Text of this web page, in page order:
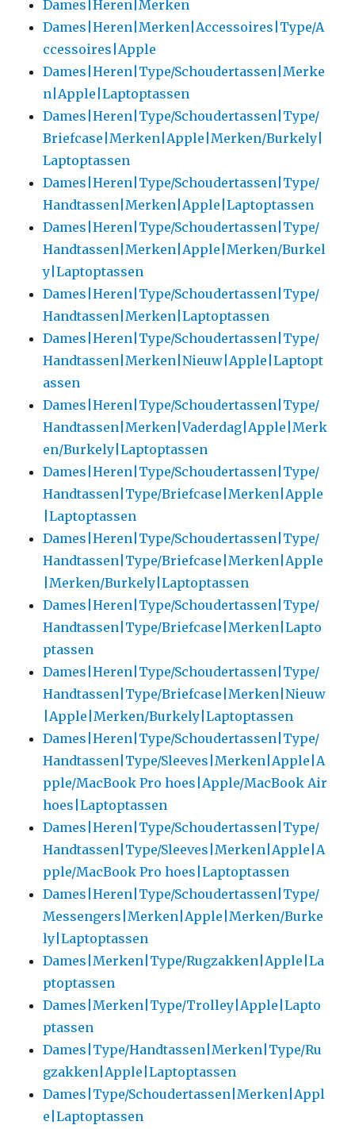
Dames|Heren|Merken
Dames|Heren|Merken|Accessoires|Type/A
ccessoires|Apple
Dames|Heren|Type/Schoudertassen|Merke
n|Apple|Laptoptassen
Dames|Heren|Type/Schoudertassen|Type/
Briefcase|Merken|Apple|Merken/Burkely|
Laptoptassen
Dames|Heren|Type/Schoudertassen|Type/
Handtassen|Merken|Apple|Laptoptassen
Dames|Heren|Type/Schoudertassen|Type/
Handtassen|Merken|Apple|Merken/Burkel
y|Laptoptassen
Dames|Heren|Type/Schoudertassen|Type/
Handtassen|Merken|Laptoptassen
Dames|Heren|Type/Schoudertassen|Type/
Handtassen|Merken|Nieuw|Apple|Laptopt
assen
Dames|Heren|Type/Schoudertassen|Type/
Handtassen|Merken|Vaderdag|Apple|Merk
en/Burkely|Laptoptassen
Dames|Heren|Type/Schoudertassen|Type/
Handtassen|Type/Briefcase|Merken|Apple
|Laptoptassen
Dames|Heren|Type/Schoudertassen|Type/
Handtassen|Type/Briefcase|Merken|Apple
|Merken/Burkely|Laptoptassen
Dames|Heren|Type/Schoudertassen|Type/
Handtassen|Type/Briefcase|Merken|Lapto
ptassen
Dames|Heren|Type/Schoudertassen|Type/
Handtassen|Type/Briefcase|Merken|Nieuw
|Apple|Merken/Burkely|Laptoptassen
Dames|Heren|Type/Schoudertassen|Type/
Handtassen|Type/Sleeves|Merken|Apple|A
pple/MacBook Pro hoes|Apple/MacBook Air
hoes|Laptoptassen
Dames|Heren|Type/Schoudertassen|Type/
Handtassen|Type/Sleeves|Merken|Apple|A
pple/MacBook Pro hoes|Laptoptassen
Dames|Heren|Type/Schoudertassen|Type/
Messengers|Merken|Apple|Merken/Burke
ly|Laptoptassen
Dames|Merken|Type/Rugzakken|Apple|La
ptoptassen
Dames|Merken|Type/Trolley|Apple|Lapto
ptassen
Dames|Type/Handtassen|Merken|Type/Ru
gzakken|Apple|Laptoptassen
Dames|Type/Schoudertassen|Merken|Appl
e|Laptoptassen